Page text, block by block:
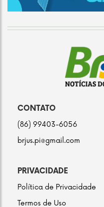
CONTATO
(86) 99403-6056
brjus.pi@gmail.com
PRIVACIDADE
Política de Privacidade
Termos de Uso